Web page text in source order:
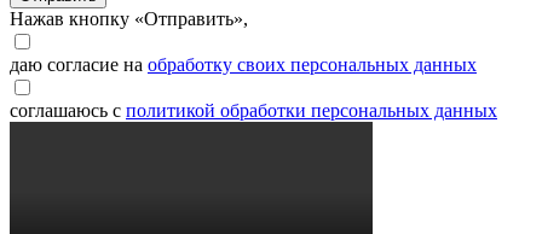
Нажав кнопку «Отправить»,
даю согласие на обработку своих персональных данных
соглашаюсь с политикой обработки персональных данных